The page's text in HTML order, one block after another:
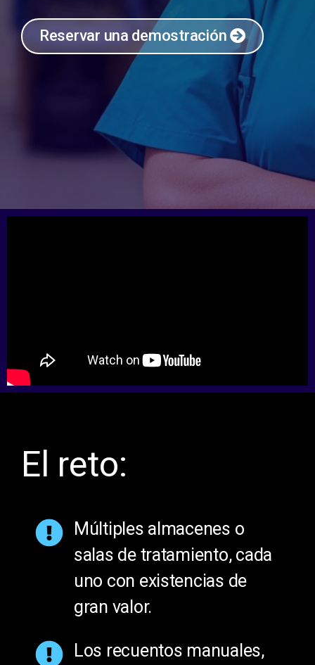
Reservar una demostración
El reto:
Múltiples almacenes o
salas de tratamiento, cada
uno con existencias de
gran valor.
Los recuentos manuales,